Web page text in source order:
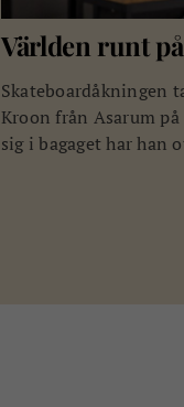
Världen runt
Skateboardåkningen
Kroon från Asarum
sig i bagaget har han